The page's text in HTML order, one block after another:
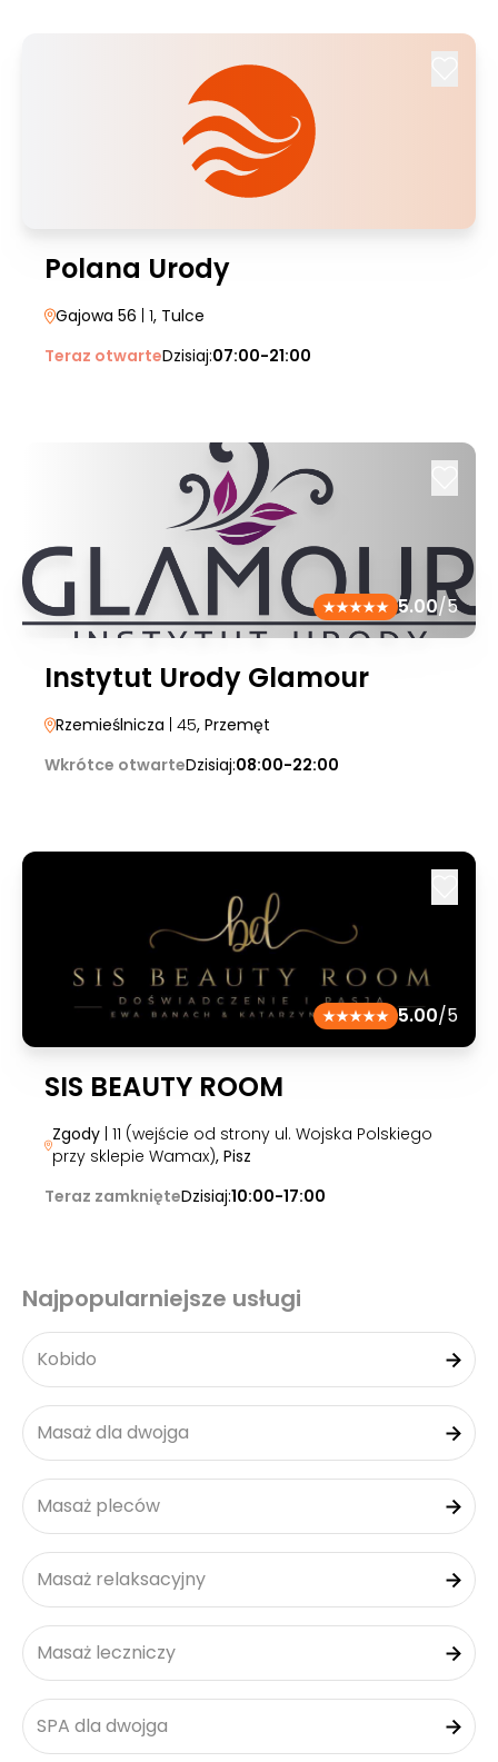
Polana Urody
Gajowa 56 | 1, Tulce
Teraz otwarteDzisiaj:07:00-21:00
5.00/5
Instytut Urody Glamour
Rzemieślnicza | 45, Przemęt
Wkrótce otwarteDzisiaj:08:00-22:00
5.00/5
SIS BEAUTY ROOM
Zgody| 11 (wejście od strony ul. Wojska Polskiego
przy sklepie Wamax), Pisz
Teraz zamknięteDzisiaj:10:00-17:00
Najpopularniejsze usługi
Kobido
Masaż dla dwojga
Masaż pleców
Masaż relaksacyjny
Masaż leczniczy
SPA dla dwojga